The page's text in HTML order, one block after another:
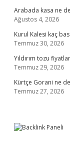
Arabada kasa ne
Ağustos 4, 2026
Kurul Kalesi kaç
Temmuz 30, 2026
Yıldırım tozu
Temmuz 29, 2026
Kürtçe Gorani ne
Temmuz 27, 2026